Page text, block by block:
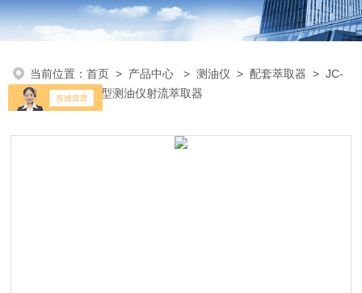
当前位置：首页 > 产品中心 >测油仪 >配套萃取器 > JC-
CQ-01/CQ-03型测油仪射流萃取器